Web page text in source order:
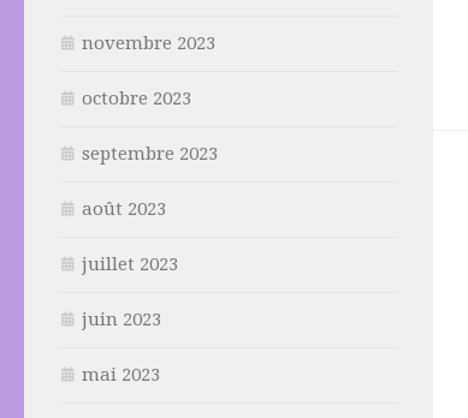
novembre 2023
octobre 2023
septembre 2023
août 2023
juillet 2023
juin 2023
mai 2023